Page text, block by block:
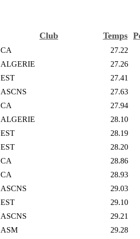
Club Temps
CA 27.22
ALGERIE 27.26
EST 27.41
ASCNS 27.63
CA 27.94
ALGERIE 28.10
EST 28.19
EST 28.20
CA 28.86
CA 28.93
ASCNS 29.03
EST 29.10
ASCNS 29.21
ASM 29.28